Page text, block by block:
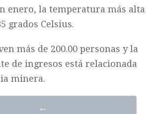
enero, la temperatura más alta
grados Celsius.
más de 200.00 personas y la
de ingresos está relacionada
minera.
←